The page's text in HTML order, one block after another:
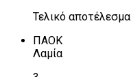
Τελικό αποτέλεσμα
ΠΑΟΚ
Λαμία